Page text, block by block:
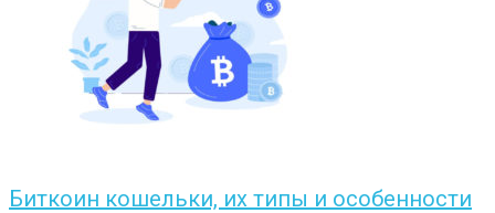
Биткоин кошельки, их типы и особенности